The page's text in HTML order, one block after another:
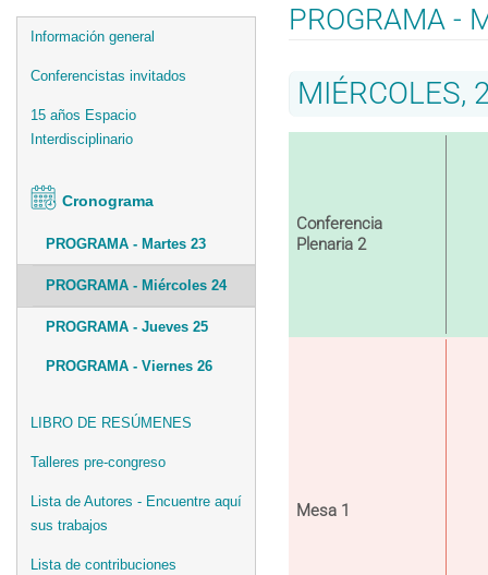
Event
menu
Información general
Conferencistas invitados
15 años Espacio
Interdisciplinario
Cronograma
PROGRAMA - Martes 23
PROGRAMA - Miércoles 24
PROGRAMA - Jueves 25
PROGRAMA - Viernes 26
LIBRO DE RESÚMENES
Talleres pre-congreso
Lista de Autores - Encuentre aquí
sus trabajos
Lista de contribuciones
PROGRAMA -
MIÉRCOLES,
Conferencia
Plenaria 2
Mesa 1